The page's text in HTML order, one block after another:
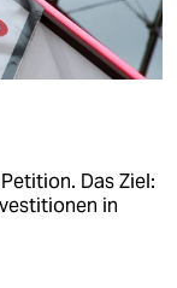
Das Ziel:
in